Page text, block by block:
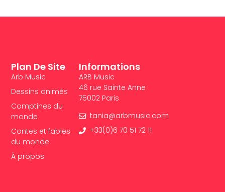
Plan De Site
Arb Music
Dessins animés
Comptines du
monde
Contes et fables
du monde
À propos
Informations
ARB Music
46 rue Sainte Anne
75002 Paris
tania@arbmusic.com
+33(0)6 70 51 72 11